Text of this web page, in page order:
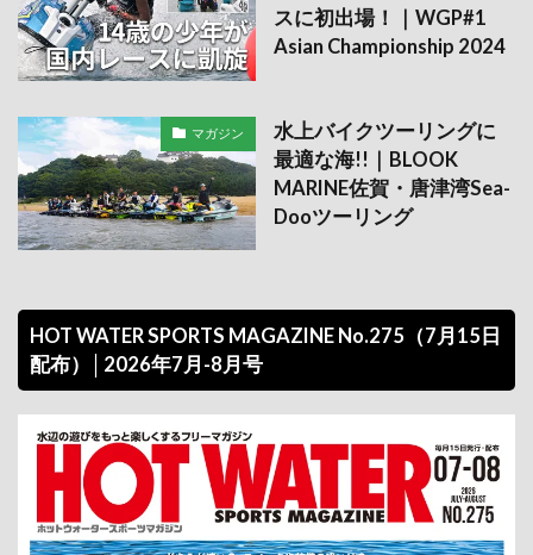
スに初出場！｜WGP#1
Asian Championship 2024
マガジン
水上バイクツーリングに
最適な海!!｜BLOOK
MARINE佐賀・唐津湾Sea-
Dooツーリング
HOT WATER SPORTS MAGAZINE No.275（7月15日
配布）│2026年7月-8月号